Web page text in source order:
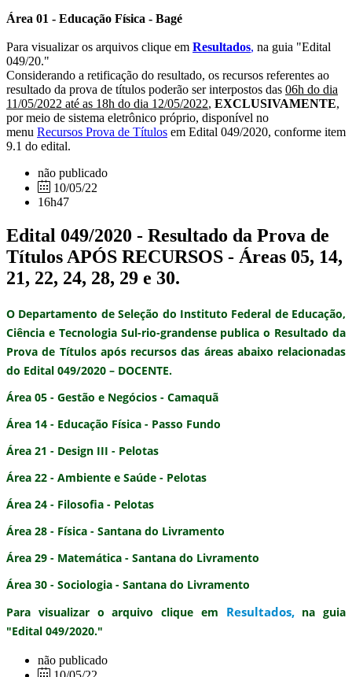
Área 01 - Educação Física - Bagé
Para visualizar os arquivos clique em Resultados, na guia "Edital
049/20."
Considerando a retificação do resultado, os recursos referentes ao
resultado da prova de títulos poderão ser interpostos das 06h do dia
11/05/2022 até as 18h do dia 12/05/2022, EXCLUSIVAMENTE,
por meio de sistema eletrônico próprio, disponível no
menu Recursos Prova de Títulos em Edital 049/2020, conforme item
9.1 do edital.
não publicado
10/05/22
16h47
Edital 049/2020 - Resultado da Prova de
Títulos APÓS RECURSOS - Áreas 05, 14,
21, 22, 24, 28, 29 e 30.
O Departamento de Seleção do Instituto Federal de Educação,
Ciência e Tecnologia Sul-rio-grandense publica o Resultado da
Prova de Títulos após recursos das áreas abaixo relacionadas
do Edital 049/2020 – DOCENTE.
Área 05 - Gestão e Negócios - Camaquã
Área 14 - Educação Física - Passo Fundo
Área 21 - Design III - Pelotas
Área 22 - Ambiente e Saúde - Pelotas
Área 24 - Filosofia - Pelotas
Área 28 - Física - Santana do Livramento
Área 29 - Matemática - Santana do Livramento
Área 30 - Sociologia - Santana do Livramento
Para visualizar o arquivo clique em Resultados,na guia
"Edital 049/2020."
não publicado